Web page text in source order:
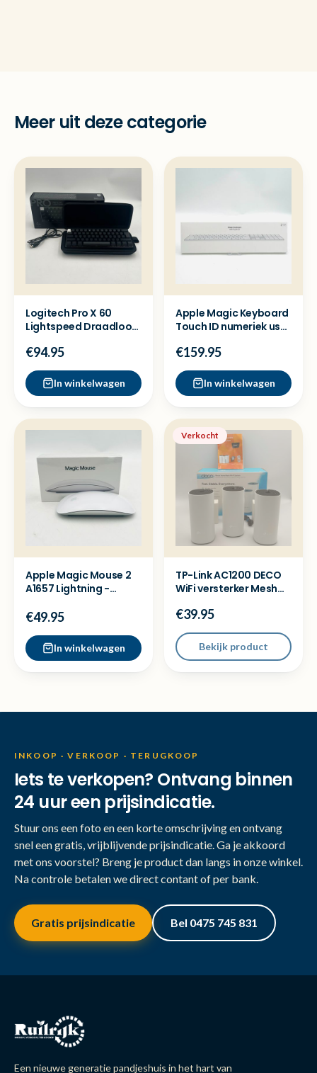
Meer uit deze categorie
Logitech Pro X 60
Lightspeed Draadloos
New
€94.95
In winkelwagen
Apple Magic Keyboard
Touch ID numeriek usb
€159.95
In winkelwagen
Apple Magic Mouse 2
A1657 Lightning -
€49.95
In winkelwagen
Verkocht
TP-Link AC1200 DECO
WiFi versterker Mesh
€39.95
Bekijk product
INKOOP · VERKOOP · TERUGKOOP
Iets te verkopen? Ontvang binnen
24 uur een prijsindicatie.
Stuur ons een foto en een korte omschrijving en ontvang
snel een gratis, vrijblijvende prijsindicatie. Ga je akkoord
met ons voorstel? Breng je product dan langs in onze winkel.
Na controle betalen we direct contant of per bank.
Gratis prijsindicatie Bel 0475 745 831
Een nieuwe generatie pandjeshuis in het hart van